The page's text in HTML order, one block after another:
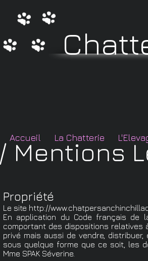
Accueil La Chatterie
/ Mentions
Propriété
Le site http://
En application du Code français de
comportant des dispositions relatives
privé mais aussi de vendre, distribuer,
sous quelque forme que ce soit, les
Mme SPAK Séverine.